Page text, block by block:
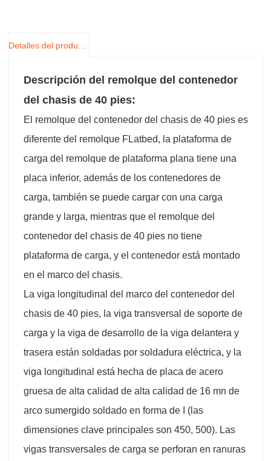
Descripción del remolque del contenedor
del chasis de 40 pies:
El remolque del contenedor del chasis de 40 pies es
diferente del remolque FLatbed, la plataforma de
carga del remolque de plataforma plana tiene una
placa inferior, además de los contenedores de
carga, también se puede cargar con una carga
grande y larga, mientras que el remolque del
contenedor del chasis de 40 pies no tiene
plataforma de carga, y el contenedor está montado
en el marco del chasis.
La viga longitudinal del marco del contenedor del
chasis de 40 pies, la viga transversal de soporte de
carga y la viga de desarrollo de la viga delantera y
trasera están soldadas por soldadura eléctrica, y la
viga longitudinal está hecha de placa de acero
gruesa de alta calidad de alta calidad de 16 mn de
arco sumergido soldado en forma de I (las
dimensiones clave principales son 450, 500). Las
vigas transversales de carga se perforan en ranuras